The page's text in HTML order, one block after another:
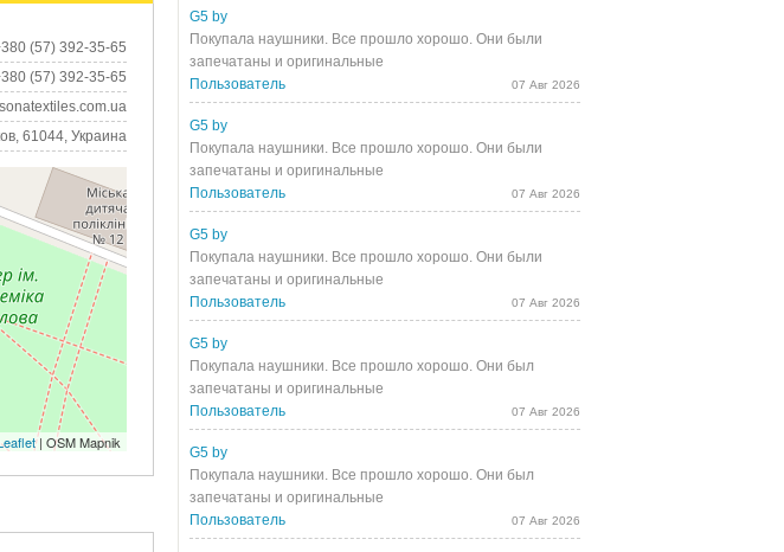
(57) 392-35-65
(57) 392-35-65
61044, Украина
| OSM Mapnik
G5 by
Покупала наушники. Все прошло хорошо. Они были
запечатаны и оригинальные
Пользователь
07 Авг 2026
G5 by
Покупала наушники. Все прошло хорошо. Они были
запечатаны и оригинальные
Пользователь
07 Авг 2026
G5 by
Покупала наушники. Все прошло хорошо. Они были
запечатаны и оригинальные
Пользователь
07 Авг 2026
G5 by
Покупала наушники. Все прошло хорошо. Они был
запечатаны и оригинальные
Пользователь
07 Авг 2026
G5 by
Покупала наушники. Все прошло хорошо. Они был
запечатаны и оригинальные
Пользователь
07 Авг 2026